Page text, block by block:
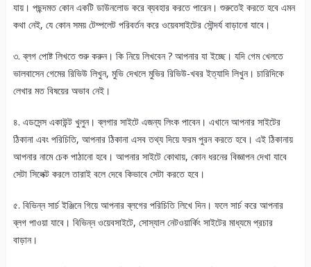
যায়। পছন্দমত কোন একটি ডাউনলোড করে ব্যবহার করতে পারেন। শুরুতেই করতে হবে এমন
কথা নেই, যে কোন সময় টেম্পলেট পরিবর্তন করে ওয়েবসাইটের সৌন্দর্য বাড়ানো যাবে।
৩. ব্লগ পোষ্ট লিখতে শুরু করুন। কি নিয়ে লিখবেন ? আপনার যা ইচ্ছে। যদি গেম খেলতে
ভালবাসেন গেমের রিভিউ লিখুন, মুভি দেখলে মুভির রিভিউ-খবর ইত্যাদি লিখুন। চারিদিকে
লেখার মত বিষয়ের অভাব নেই।
৪. এডসেন্স একাউন্ট খুলুন। ব্লগার সাইটে এজন্য লিংক পাবেন। এখানে আপনার সাইটের
ঠিকানা এবং পরিচিতি, আপনার ঠিকানা এসব তথ্য দিয়ে ফরম পুরন করতে হবে। এই ঠিকানায়
আপনার নামে চেক পাঠানো হবে। আপনার সাইটে কোথায়, কোন ধরনের বিজ্ঞাপন দেখা যাবে
সেটা সিলেক্ট করলে তারাই বলে দেবে কিভাবে সেটা করতে হবে।
৫. বিভিন্ন সার্চ ইঞ্জিনে গিয়ে আপনার ব্লগের পরিচিতি লিখে দিন। ফলে সার্চ করে আপনার
ব্লগ পাওয়া যাবে। বিভিন্ন ওয়েবসাইটে, সোস্যাল নেটওয়ার্কিং সাইটের মাধ্যমে প্রচার
বাড়ান।